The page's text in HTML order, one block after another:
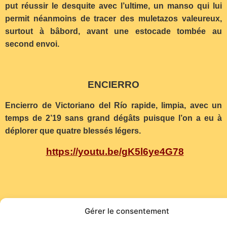
Gérer le consentement
put réussir le desquite avec l’ultime, un manso qui lui
permit néanmoins de tracer des muletazos valeureux,
surtout à bâbord, avant une estocade tombée au
second envoi.
ENCIERRO
Encierro de Victoriano del Río rapide, limpia, avec un
temps de 2’19 sans grand dégâts puisque l’on a eu à
déplorer que quatre blessés légers.
https://youtu.be/gK5l6ye4G78